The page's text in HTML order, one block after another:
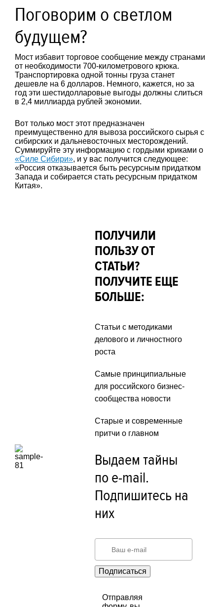
Поговорим о светлом
будущем?
Мост избавит торговое сообщение между странами
от необходимости 700-километрового крюка.
Транспортировка одной тонны груза станет
дешевле на 6 долларов. Немного, кажется, но за
год эти шестидолларовые выгоды должны слиться
в 2,4 миллиарда рублей экономии.
Вот только мост этот предназначен
преимущественно для вывоза российского сырья с
сибирских и дальневосточных месторождений.
Суммируйте эту информацию с гордыми криками о
«Силе Сибири», и у вас получится следующее:
«Россия отказывается быть ресурсным придатком
Запада и собирается стать ресурсным придатком
Китая».
ПОЛУЧИЛИ
ПОЛЬЗУ ОТ
СТАТЬИ?
ПОЛУЧИТЕ ЕЩЕ
БОЛЬШЕ:
Статьи с методиками
делового и личностного
роста
Самые принципиальные
для российского бизнес-
сообщества новости
Старые и современные
притчи о главном
Выдаем тайны
по e-mail.
Подпишитесь на
них
Подписаться
Отправляя